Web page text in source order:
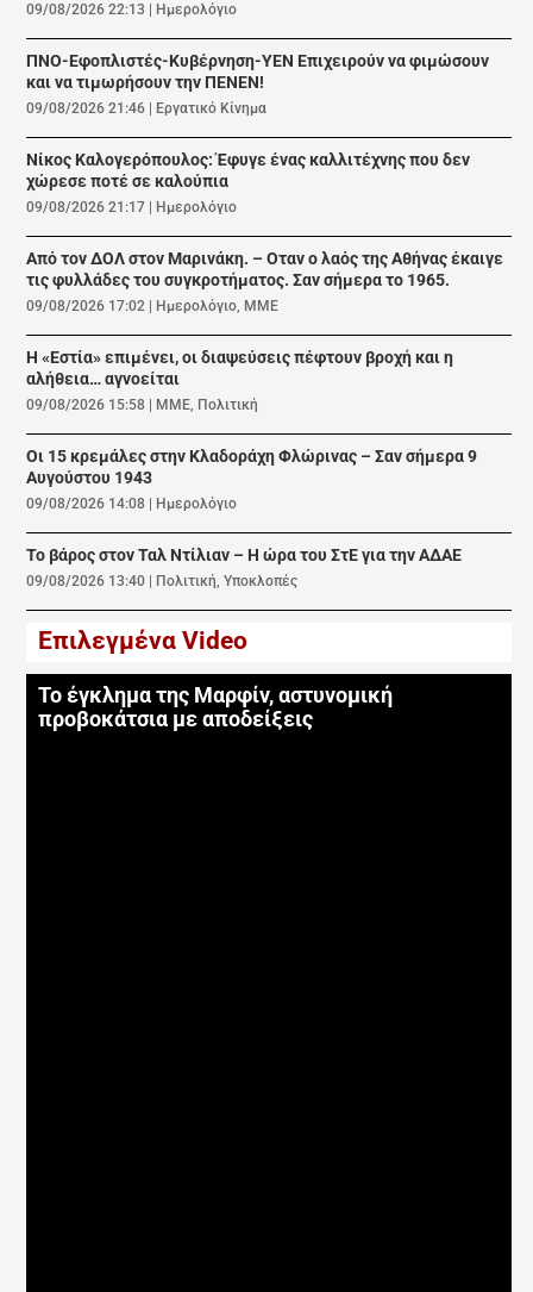
09/08/2026 22:13 Ημερολόγιο
ΠΝΟ-Εφοπλιστές-Κυβέρνηση-ΥΕΝ Επιχειρούν να φιμώσουν
και να τιμωρήσουν την ΠΕΝΕΝ!
09/08/2026 21:46 Εργατικό Κίνημα
Νίκος Καλογερόπουλος: Έφυγε ένας καλλιτέχνης που δεν
χώρεσε ποτέ σε καλούπια
09/08/2026 21:17 Ημερολόγιο
Από τον ΔΟΛ στον Μαρινάκη. – Οταν ο λαός της Αθήνας έκαιγε
τις φυλλάδες του συγκροτήματος. Σαν σήμερα το 1965.
09/08/2026 17:02 Ημερολόγιο, ΜΜΕ
Η «Εστία» επιμένει, οι διαψεύσεις πέφτουν βροχή και η
αλήθεια… αγνοείται
09/08/2026 15:58 ΜΜΕ, Πολιτική
Οι 15 κρεμάλες στην Κλαδοράχη Φλώρινας – Σαν σήμερα 9
Αυγούστου 1943
09/08/2026 14:08 Ημερολόγιο
Το βάρος στον Ταλ Ντίλιαν – Η ώρα του ΣτΕ για την ΑΔΑΕ
09/08/2026 13:40 Πολιτική,Υποκλοπές
Επιλεγμένα Video
Το έγκλημα της Μαρφίν, αστυνομική
προβοκάτσια με αποδείξεις